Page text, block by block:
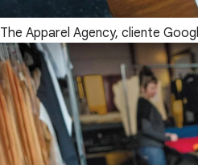
The Apparel Agency, cliente